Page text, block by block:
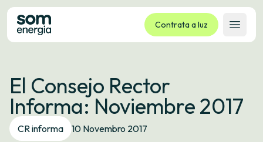
Contrata a luz
Abrir
Tarifas
Servizos
Empresas
La cooperativa
El Consejo Rector
Informa: Noviembre 2017
CR informa 10 Novembro 2017